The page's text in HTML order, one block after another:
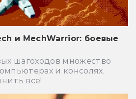
и MechWarrior: боевые
шагоходов множество
и консолях.
все!